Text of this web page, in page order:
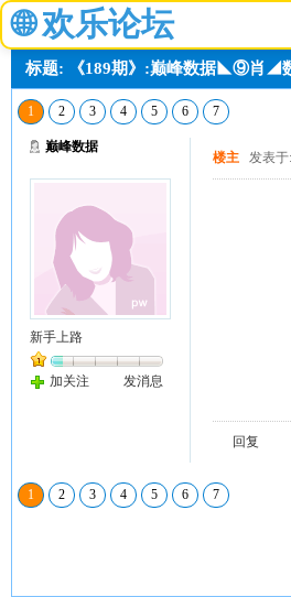
🌐 欢乐论坛
标题: 《189期》:巅峰数据◣⑨肖◢
1 2 3 4 5 6 7
巅峰数据
新手上路
加关注 发消息
楼主 发表于
回复
1 2 3 4 5 6 7